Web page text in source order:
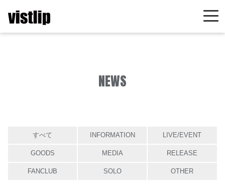
NEWS
すべて INFORMATION LIVE/EVENT
GOODS MEDIA RELEASE
FANCLUB SOLO OTHER